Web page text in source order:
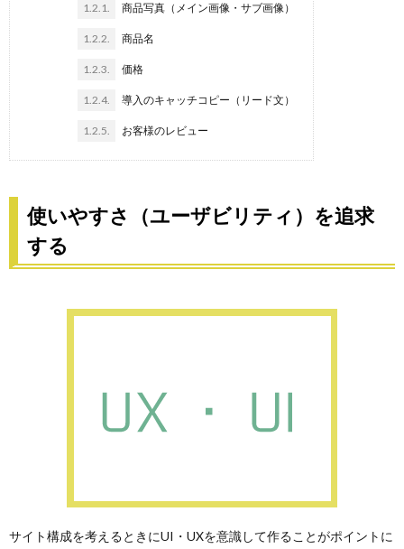
1.2.1. 商品写真（メイン画像・サブ画像）
1.2.2. 商品名
1.2.3. 価格
1.2.4. 導入のキャッチコピー（リード文）
1.2.5. お客様のレビュー
使いやすさ（ユーザビリティ）を追求
する
サイト構成を考えるときにUI・UXを意識して作ることがポイントに